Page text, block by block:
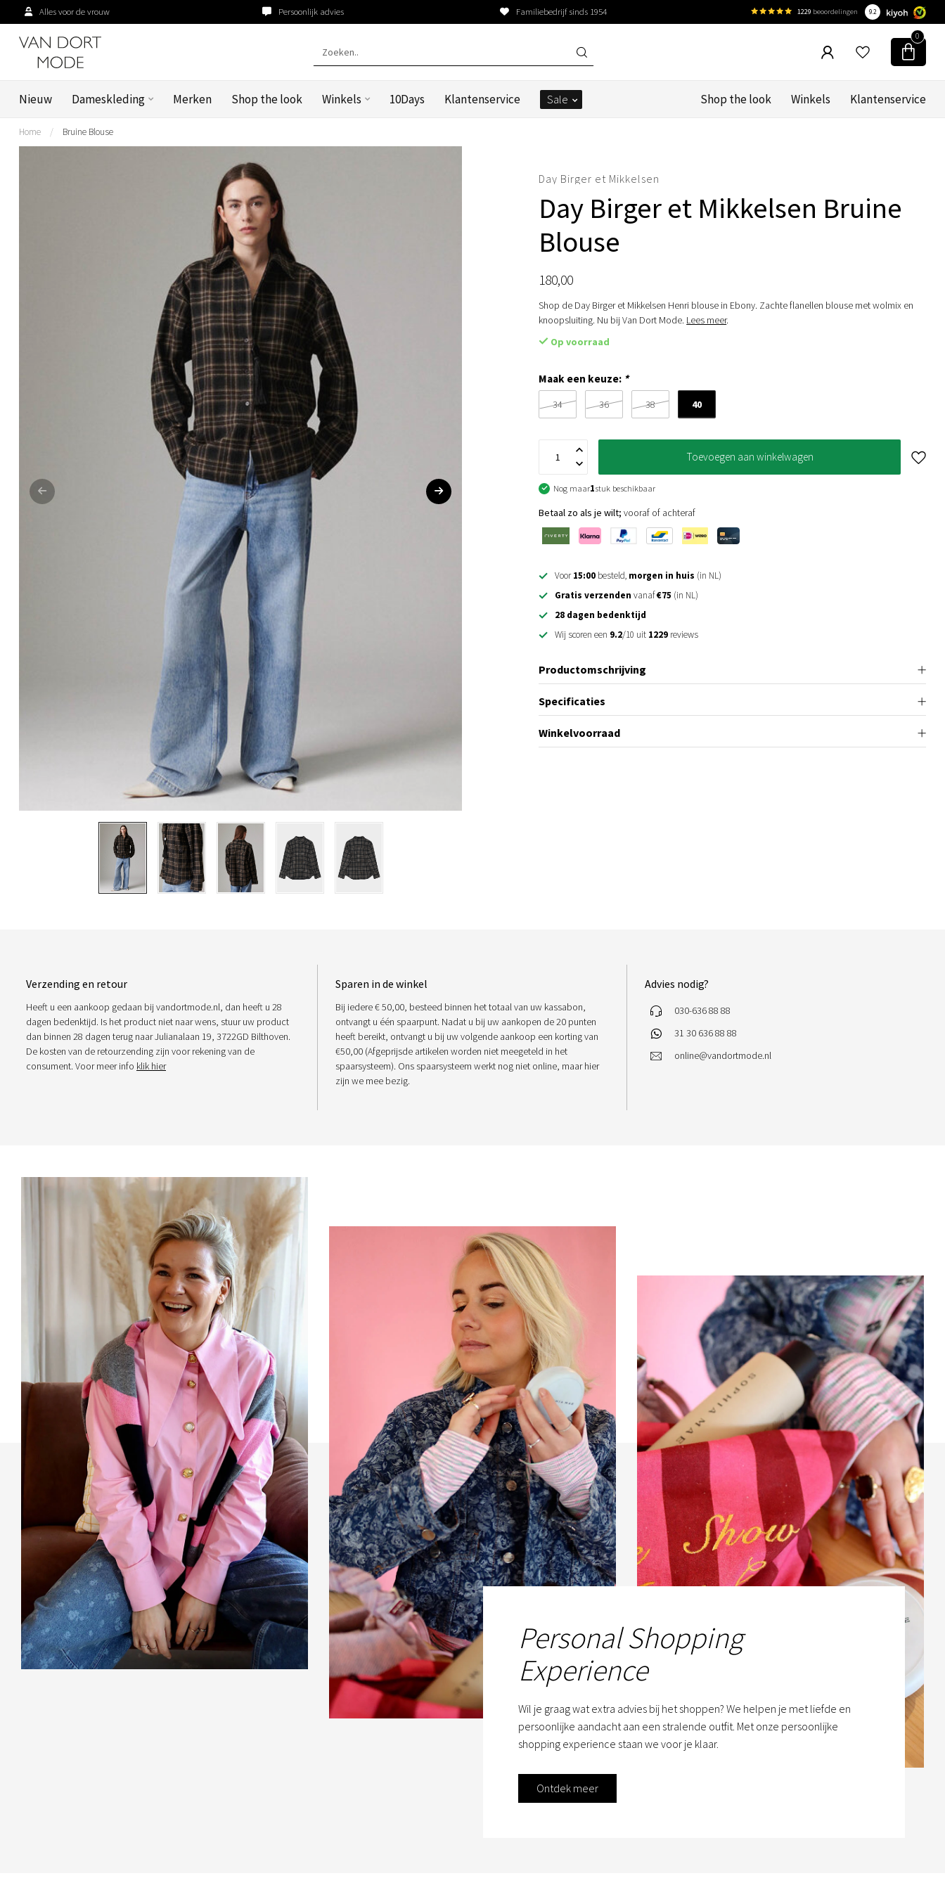
Alles voor de vrouw Persoonlijk advies Familiebedrijf sinds 1954 1229 beoordelingen 9.2
0
Nieuw Dameskleding Merken Shop the look Winkels 10Days Klantenservice Sale Shop the look Winkels Klantenservice
Home / Bruine Blouse
Day Birger et Mikkelsen
Day Birger et Mikkelsen Bruine
Blouse
180,00
Shop de Day Birger et Mikkelsen Henri blouse in Ebony. Zachte flanellen blouse met wolmix en
knoopsluiting. Nu bij Van Dort Mode. Lees meer.
Op voorraad
Maak een keuze: *
34 36 38 40
Toevoegen aan winkelwagen
Nog maar1stuk beschikbaar
Betaal zo als je wilt; vooraf of achteraf
Voor15:00 besteld, morgen in huis (in NL)
Gratis verzenden vanaf€75 (in NL)
28 dagen bedenktijd
Wij scoren een 9.2/10 uit 1229 reviews
Productomschrijving
Specificaties
Winkelvoorraad
Verzending en retour
Heeft u een aankoop gedaan bij vandortmode.nl, dan heeft u 28
dagen bedenktijd. Is het product niet naar wens, stuur uw product
dan binnen 28 dagen terug naar Julianalaan 19, 3722GD Bilthoven.
De kosten van de retourzending zijn voor rekening van de
consument. Voor meer info klik hier
Sparen in de winkel
Bij iedere € 50,00, besteed binnen het totaal van uw kassabon,
ontvangt u één spaarpunt. Nadat u bij uw aankopen de 20 punten
heeft bereikt, ontvangt u bij uw volgende aankoop een korting van
€50,00 (Afgeprijsde artikelen worden niet meegeteld in het
spaarsysteem). Ons spaarsysteem werkt nog niet online, maar hier
zijn we mee bezig.
Advies nodig?
030-636 88 88
31 30 636 88 88
online@vandortmode.nl
Personal Shopping
Experience
Wil je graag wat extra advies bij het shoppen? We helpen je met liefde en
persoonlijke aandacht aan een stralende outfit. Met onze persoonlijke
shopping experience staan we voor je klaar.
Ontdek meer